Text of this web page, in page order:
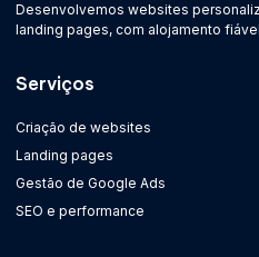
Desenvolvemos websites
landing pages, com alojamento
Serviços
Criação de websites
Landing pages
Gestão de Google Ads
SEO e performance